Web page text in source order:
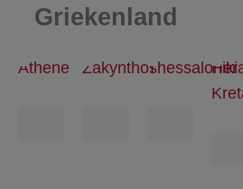
Griekenland
Athene ZakynthosThessaloniki